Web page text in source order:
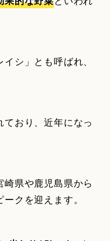
シ」とも呼ばれ、
おり、近年になっ
県や鹿児島県から
クを迎えます。